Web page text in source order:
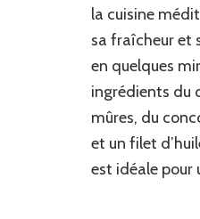
la cuisine
sa fraîcheur et
en quelques
ingrédients du
mûres, du
et un filet
est idéale pour